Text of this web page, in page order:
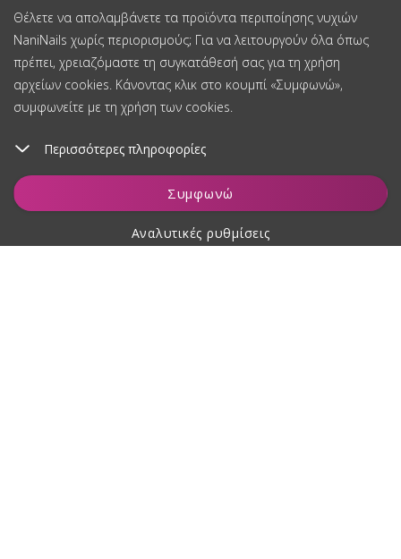
Θέλετε να απολαμβάνετε τα προϊόντα περιποίησης νυχιών
NaniNails χωρίς περιορισμούς; Για να λειτουργούν όλα όπως
πρέπει, χρειαζόμαστε τη συγκατάθεσή σας για τη χρήση
αρχείων cookies. Κάνοντας κλικ στο κουμπί «Συμφωνώ»,
συμφωνείτε με τη χρήση των cookies.
Περισσότερες πληροφορίες
Συμφωνώ
Αναλυτικές ρυθμίσεις
Παρακολούθηση
Έκπτωση 15%
Εγγραφείτε στο newsletter μας και κερδίστε έκπτωση 15% στην
πρώτη σας αγορά.
Εγγραφείτε και κερδίστε έκπτωση
Συγκατάθεση για την επεξεργασία δεδομένων προσωπικού